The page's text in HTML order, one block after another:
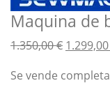
Maquina de
1.350,00€ El
original
1.299,00
Se vende